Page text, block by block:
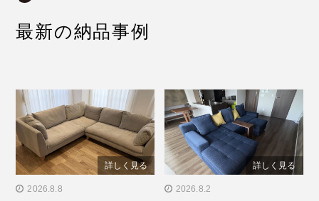
最新の納品事例
" alt="東京都I様邸／RX-G
詳しく見る
2026.8.8
" alt="岡山県H様邸／RX-F
詳しく見る
2026.8.2